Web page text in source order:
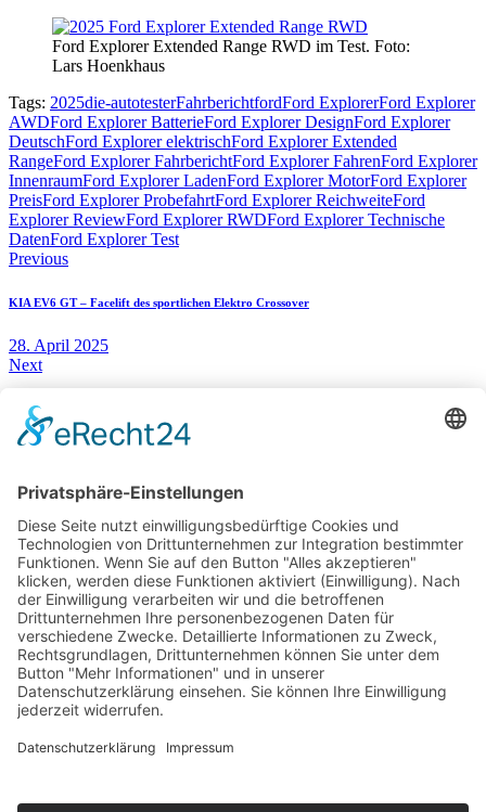
Ford Explorer Extended Range RWD im Test. Foto:
Lars Hoenkhaus
Tags: 2025die-autotesterFahrberichtfordFord ExplorerFord Explorer
AWDFord Explorer BatterieFord Explorer DesignFord Explorer
DeutschFord Explorer elektrischFord Explorer Extended
RangeFord Explorer FahrberichtFord Explorer FahrenFord Explorer
InnenraumFord Explorer LadenFord Explorer MotorFord Explorer
PreisFord Explorer ProbefahrtFord Explorer ReichweiteFord
Explorer ReviewFord Explorer RWDFord Explorer Technische
DatenFord Explorer Test
Beitragsnavigation
Previous
KIA EV6 GT – Facelift des sportlichen Elektro Crossover
28. April 2025
Next
Audi Q6 e-tron Quattro – Wie gut ist das elektrische Luxus SUV wirklich?
12. Mai 2025
You May Also Like
22. Januar 2020
Mercedes E-Klasse 2021 – Mitfahrt im E-Klasse Facelift
22. Juni 2025
Renault Symbioz Full Hybrid – Neuer Antrieb fürs Crossover